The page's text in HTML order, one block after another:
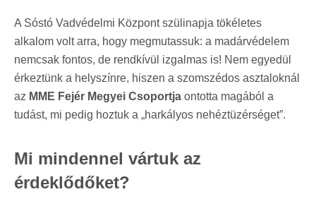
A Sóstó Vadvédelmi Központ szülinapja tökéletes
alkalom volt arra, hogy megmutassuk: a madárvédelem
nemcsak fontos, de rendkívül izgalmas is! Nem egyedül
érkeztünk a helyszínre, hiszen a szomszédos asztaloknál
az MME Fejér Megyei Csoportja ontotta magából a
tudást, mi pedig hoztuk a „harkályos nehéztüzérséget”.
Mi mindennel vártuk az
érdeklődőket?